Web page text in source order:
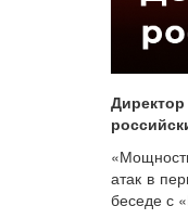
атак в
беседе с